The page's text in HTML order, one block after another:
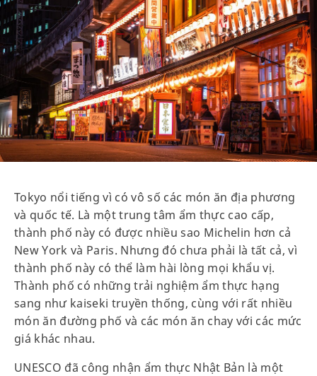
Tokyo nổi tiếng vì có vô số các món ăn địa phương
và quốc tế. Là một trung tâm ẩm thực cao cấp,
thành phố này có được nhiều sao Michelin hơn cả
New York và Paris. Nhưng đó chưa phải là tất cả, vì
thành phố này có thể làm hài lòng mọi khẩu vị.
Thành phố có những trải nghiệm ẩm thực hạng
sang như kaiseki truyền thống, cùng với rất nhiều
món ăn đường phố và các món ăn chay với các mức
giá khác nhau.
UNESCO đã công nhận ẩm thực Nhật Bản là một